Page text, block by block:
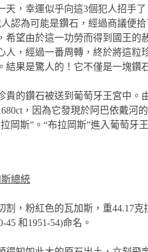
天，幸運似乎向這3個犯人招手
認為可能是鑽石，經過商議便
希望由於這一功勞而得到國王的
人，經過一番周轉，終於將這粒
結果是驚人的！它不僅是一塊鑽
貴的鑽石被送到葡萄牙王宮中。
，因為它發現於阿巴依戴河
岡斯”。“布拉岡斯”進入葡萄牙
斯總統
割，粉紅色的瓦加斯，重44.17克
45 和1951-54)命名。